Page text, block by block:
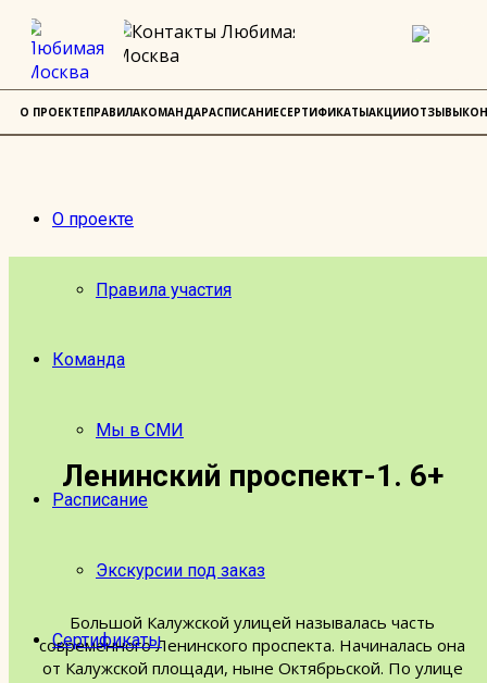
О проекте
Правила участия
Команда
Мы в СМИ
Расписание
Экскурсии под заказ
Сертификаты
Ленинский проспект-1. 6+
Большой Калужской улицей называлась часть
современного Ленинского проспекта. Начиналась она
от Калужской площади, ныне Октябрьской. По улице
О ПРОЕКТЕПРАВИЛАКОМАНДАРАСПИСАНИЕСЕРТИФИКАТЫАКЦИИОТЗЫВЫ